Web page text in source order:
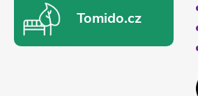
Tomido.cz